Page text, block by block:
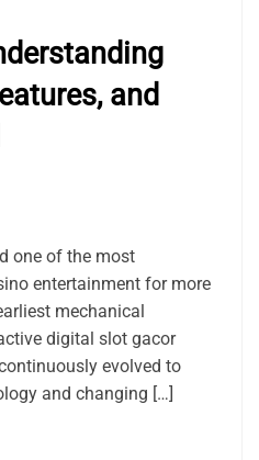
and
one of the most
entertainment for more
mechanical
digital slot gacor
evolved to
and changing […]